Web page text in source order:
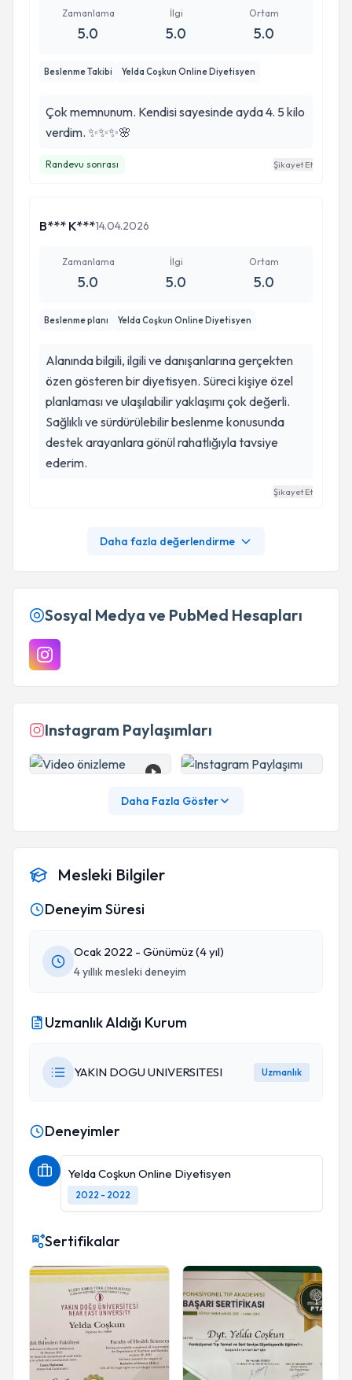
Zamanlama
5.0
İlgi
5.0
Ortam
5.0
Beslenme Takibi Yelda Coşkun Online Diyetisyen
Çok memnunum. Kendisi sayesinde ayda 4. 5 kilo
verdim. ✨✨✨🌸
Randevu sonrası Şikayet Et
B*** K***14.04.2026
Zamanlama
5.0
İlgi
5.0
Ortam
5.0
Beslenme planı Yelda Coşkun Online Diyetisyen
Alanında bilgili, ilgili ve danışanlarına gerçekten
özen gösteren bir diyetisyen. Süreci kişiye özel
planlaması ve ulaşılabilir yaklaşımı çok değerli.
Sağlıklı ve sürdürülebilir beslenme konusunda
destek arayanlara gönül rahatlığıyla tavsiye
ederim.
Şikayet Et
Daha fazla değerlendirme
Sosyal Medya ve PubMed Hesapları
Instagram Paylaşımları
Daha Fazla Göster
Mesleki Bilgiler
Deneyim Süresi
Ocak 2022 - Günümüz (4 yıl)
4 yıllık mesleki deneyim
Uzmanlık Aldığı Kurum
YAKIN DOGU UNIVERSITESI Uzmanlık
Deneyimler
Yelda Coşkun Online Diyetisyen
2022 - 2022
Sertifikalar